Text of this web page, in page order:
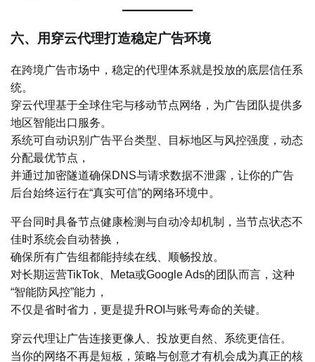
六、用穿云代理打造稳定广告环境
在跨境广告市场中，稳定的代理体系就是投放的底层信任系
统。
穿云代理基于全球住宅与移动节点网络，为广告团队提供多
地区智能出口服务。
系统可自动识别广告平台类型、目标地区与风控强度，动态
分配最优节点，
并通过加密隧道确保DNS与请求数据不泄露，让你的广告
后台始终运行在“真实可信”的网络环境中。
平台同时具备节点健康检测与自动冷却机制，当节点状态不
佳时系统会自动替换，
确保所有广告组都能持续在线、顺畅投放。
对长期运营TikTok、Meta或Google Ads的团队而言，这种
“智能防风控”能力，
不仅是省时省力，更是提升ROI与账号寿命的关键。
穿云代理让广告连接更像人、投放更自然、系统更信任。
当你的网络不再是短板，策略与创意才有机会成为真正的核